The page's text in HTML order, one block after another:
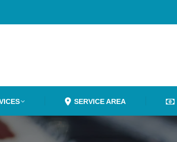
SERVICE AREA